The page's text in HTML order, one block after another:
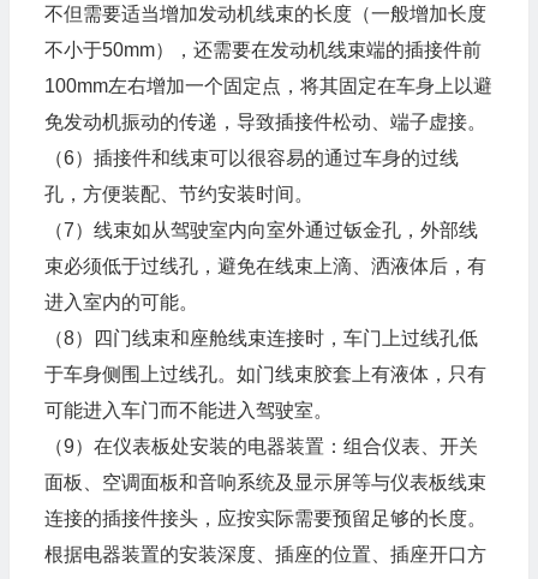
不但需要适当增加发动机线束的长度（一般增加长度
不小于50mm），还需要在发动机线束端的插接件前
100mm左右增加一个固定点，将其固定在车身上以避
免发动机振动的传递，导致插接件松动、端子虚接。
（6）插接件和线束可以很容易的通过车身的过线
孔，方便装配、节约安装时间。
（7）线束如从驾驶室内向室外通过钣金孔，外部线
束必须低于过线孔，避免在线束上滴、洒液体后，有
进入室内的可能。
（8）四门线束和座舱线束连接时，车门上过线孔低
于车身侧围上过线孔。如门线束胶套上有液体，只有
可能进入车门而不能进入驾驶室。
（9）在仪表板处安装的电器装置：组合仪表、开关
面板、空调面板和音响系统及显示屏等与仪表板线束
连接的插接件接头，应按实际需要预留足够的长度。
根据电器装置的安装深度、插座的位置、插座开口方